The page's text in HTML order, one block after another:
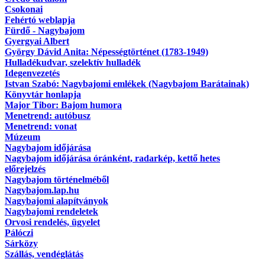
Csokonai
Fehértó weblapja
Fürdő - Nagybajom
Gyergyai Albert
György Dávid Anita: Népességtörténet (1783-1949)
Hulladékudvar, szelektív hulladék
Idegenvezetés
Istvan Szabó: Nagybajomi emlékek (Nagybajom Barátainak)
Könyvtár honlapja
Major Tibor: Bajom humora
Menetrend: autóbusz
Menetrend: vonat
Múzeum
Nagybajom időjárása
Nagybajom időjárása óránként, radarkép, kettő hetes
előrejelzés
Nagybajom történelméből
Nagybajom.lap.hu
Nagybajomi alapítványok
Nagybajomi rendeletek
Orvosi rendelés, ügyelet
Pálóczi
Sárközy
Szállás, vendéglátás